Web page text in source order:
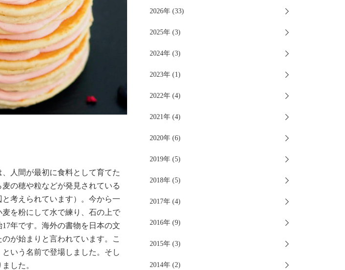
人間が最初に食料として育てた
の穂や粒などが発見されている
考えられています）。今から一
を粉にして水で練り、石の上で
年です。海外の書物を日本の文
が始まりと言われています。こ
いう名前で登場しました。そし
した。
2026年 (33)
2025年 (3)
2024年 (3)
2023年 (1)
2022年 (4)
2021年 (4)
2020年 (6)
2019年 (5)
2018年 (5)
2017年 (4)
2016年 (9)
2015年 (3)
2014年 (2)